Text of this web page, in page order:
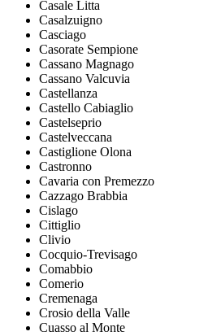
Casale Litta
Casalzuigno
Casciago
Casorate Sempione
Cassano Magnago
Cassano Valcuvia
Castellanza
Castello Cabiaglio
Castelseprio
Castelveccana
Castiglione Olona
Castronno
Cavaria con Premezzo
Cazzago Brabbia
Cislago
Cittiglio
Clivio
Cocquio-Trevisago
Comabbio
Comerio
Cremenaga
Crosio della Valle
Cuasso al Monte